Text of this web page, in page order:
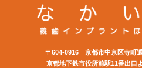
〒604-0916 京都市中京区寺町
京都地下鉄市役所前駅11番出口